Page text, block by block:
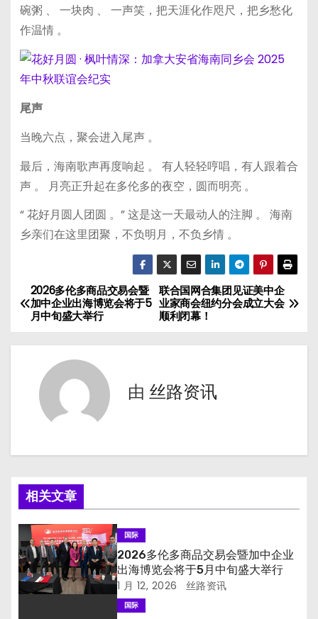
碗粥 、 一块肉 、 一声笑，把天涯化作咫尺，把乡愁化
作温情 。
尾声
当晚六点，聚会进入尾声 。
最后，海南歌声再度响起 。 有人轻轻哼唱，有人跟着合
声 。 月亮正升起在多伦多的夜空，圆而明亮 。
“ 花好月圆人团圆 。” 这是这一天最动人的注脚 。 海南
乡亲们在这里团聚，不负明月，不负乡情 。
文
章
航
联合国网合集团见证美中企
业家商会纽约分会成立大会
顺利闭幕！
2026多伦多商品交易会暨
加中企业出海博览会将于5
月中旬盛大举行
由 丝路资讯
相关文章
国际
2026多伦多商品交易会暨加中企业
出海博览会将于5月中旬盛大举行
1 月 12, 2026 丝路资讯
国际